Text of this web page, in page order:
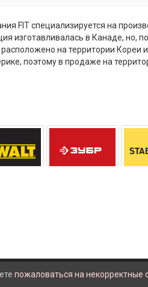
FIT специализируется на
изготавливалась в Канаде, но,
на территории Кореи
поэтому в продаже на
пожаловаться на некорректные